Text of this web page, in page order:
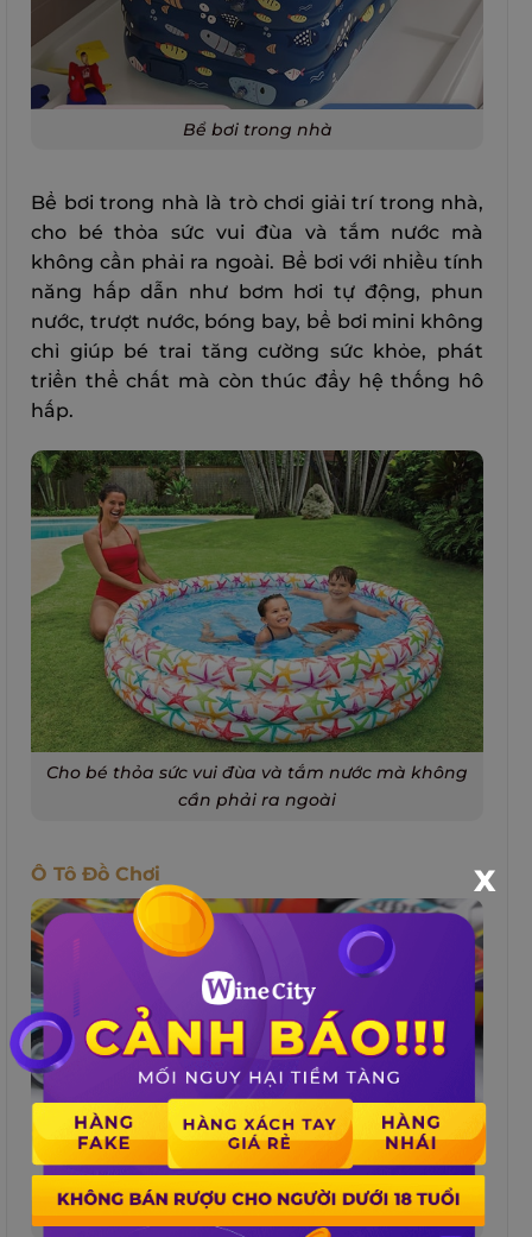
Bể bơi trong nhà
Bể bơi trong nhà là trò chơi giải trí trong nhà,
cho bé thỏa sức vui đùa và tắm nước mà
không cần phải ra ngoài. Bể bơi với nhiều tính
năng hấp dẫn như bơm hơi tự động, phun
nước, trượt nước, bóng bay, bể bơi mini không
chỉ giúp bé trai tăng cường sức khỏe, phát
triển thể chất mà còn thúc đẩy hệ thống hô
hấp.
Cho bé thỏa sức vui đùa và tắm nước mà không
cần phải ra ngoài
Ô Tô Đồ Chơi
Ô tô đồ chơi
X